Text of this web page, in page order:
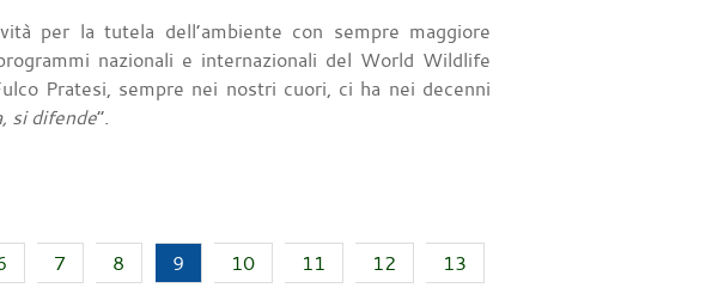
per la tutela dell’ambiente con sempre maggiore
nazionali e internazionali del World Wildlife
Pratesi, sempre nei nostri cuori, ci ha nei decenni
si difende”.
7 8 9 10 11 12
13